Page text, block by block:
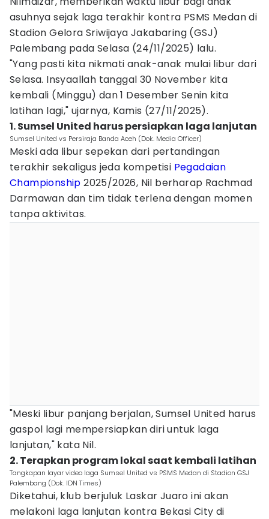
asuhnya sejak laga terakhir kontra PSMS Medan di
Stadion Gelora Sriwijaya Jakabaring (GSJ)
Palembang pada Selasa (24/11/2025) lalu.
"Yang pasti kita nikmati anak-anak mulai libur dari
Selasa. Insyaallah tanggal 30 November kita
kembali (Minggu) dan 1 Desember Senin kita
latihan lagi," ujarnya, Kamis (27/11/2025).
1. Sumsel United harus persiapkan laga lanjutan
Sumsel United vs Persiraja Banda Aceh (Dok. Media Officer)
Meski ada libur sepekan dari pertandingan
terakhir sekaligus jeda kompetisi Pegadaian
Championship 2025/2026, Nil berharap Rachmad
Darmawan dan tim tidak terlena dengan momen
tanpa aktivitas.
"Meski libur panjang berjalan, Sumsel United harus
gaspol lagi mempersiapkan diri untuk laga
lanjutan," kata Nil.
2. Terapkan program lokal saat kembali latihan
Tangkapan layar video laga Sumsel United vs PSMS Medan di Stadion GSJ
Palembang (Dok. IDN Times)
Diketahui, klub berjuluk Laskar Juaro ini akan
melakoni laga lanjutan kontra Bekasi City di